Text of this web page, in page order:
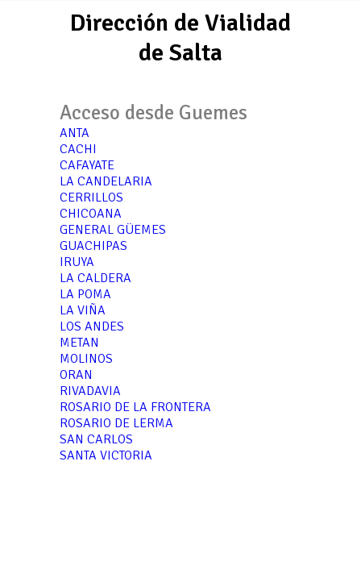
Dirección de Vialidad
de Salta
Acceso desde Guemes
ANTA
CACHI
CAFAYATE
LA CANDELARIA
CERRILLOS
CHICOANA
GENERAL GÜEMES
GUACHIPAS
IRUYA
LA CALDERA
LA POMA
LA VIÑA
LOS ANDES
METAN
MOLINOS
ORAN
RIVADAVIA
ROSARIO DE LA FRONTERA
ROSARIO DE LERMA
SAN CARLOS
SANTA VICTORIA